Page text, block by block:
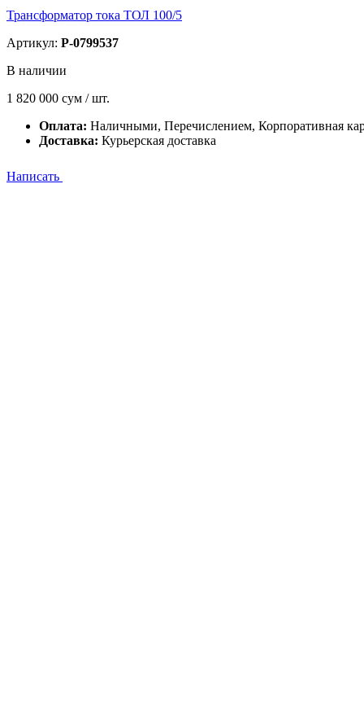
Трансформатор тока ТОЛ 100/5
Артикул: P-0799537
В наличии
1 820 000 сум / шт.
Оплата: Наличными, Перечислением, Корпоративная
Доставка: Курьерская доставка
Написать